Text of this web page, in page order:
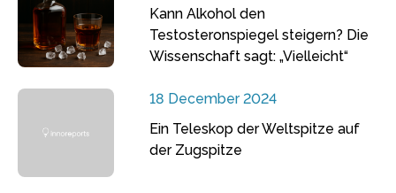
Kann Alkohol den
Testosteronspiegel steigern? Die
Wissenschaft sagt: „Vielleicht“
18 December 2024
Ein Teleskop der Weltspitze auf
der Zugspitze